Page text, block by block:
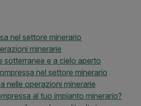
nel settore minerario
minerarie
sotterranee e a cielo aperto
nel settore minerario
nelle operazioni minerarie
al tuo impianto minerario?